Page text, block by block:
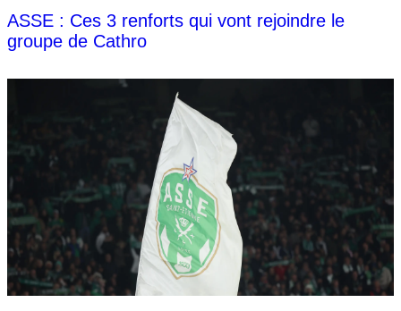
ASSE : Ces 3 renforts qui vont rejoindre le
groupe de Cathro